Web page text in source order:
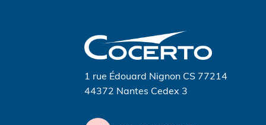
1 rue Édouard Nignon CS 77214
44372 Nantes Cedex 3